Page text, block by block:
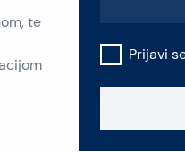
te
Prijavi